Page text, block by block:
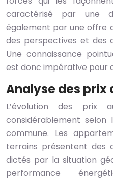
caractérisé par une
également par une offre
des perspectives et des
Une connaissance
est donc impérative pour
Analyse des prix
L’évolution des prix
considérablement
commune. Les
terrains présentent des
dictés par la situation
performance